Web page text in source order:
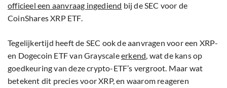
officieel een aanvraag ingediend bij de SEC voor de
CoinShares XRP ETF.
Tegelijkertijd heeft de SEC ook de aanvragen voor een XRP-
en Dogecoin ETF van Grayscaleerkend, wat de kans op
goedkeuring van deze crypto-ETF’s vergroot. Maar wat
betekent dit precies voor XRP, en waarom reageren